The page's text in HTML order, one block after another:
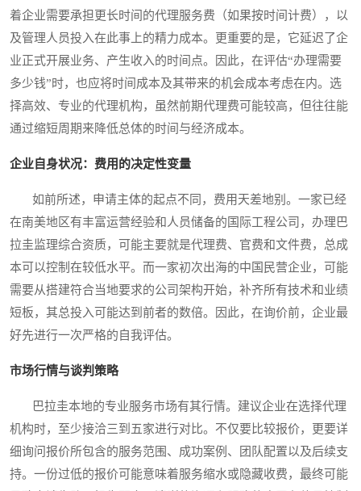
着企业需要承担更长时间的代理服务费（如果按时间计费），以
及管理人员投入在此事上的精力成本。更重要的是，它延迟了企
业正式开展业务、产生收入的时间点。因此，在评估“办理需要
多少钱”时，也应将时间成本及其带来的机会成本考虑在内。选
择高效、专业的代理机构，虽然前期代理费可能较高，但往往能
通过缩短周期来降低总体的时间与经济成本。
企业自身状况：费用的决定性变量
如前所述，申请主体的起点不同，费用天差地别。一家已经
在南美地区有丰富运营经验和人员储备的国际工程公司，办理巴
拉圭监理综合资质，可能主要就是代理费、官费和文件费，总成
本可以控制在较低水平。而一家初次出海的中国民营企业，可能
需要从搭建符合当地要求的公司架构开始，补齐所有技术和业绩
短板，其总投入可能达到前者的数倍。因此，在询价前，企业最
好先进行一次严格的自我评估。
市场行情与谈判策略
巴拉圭本地的专业服务市场有其行情。建议企业在选择代理
机构时，至少接洽三到五家进行对比。不仅要比较报价，更要详
细询问报价所包含的服务范围、成功案例、团队配置以及后续支
持。一份过低的报价可能意味着服务缩水或隐藏收费，最终可能